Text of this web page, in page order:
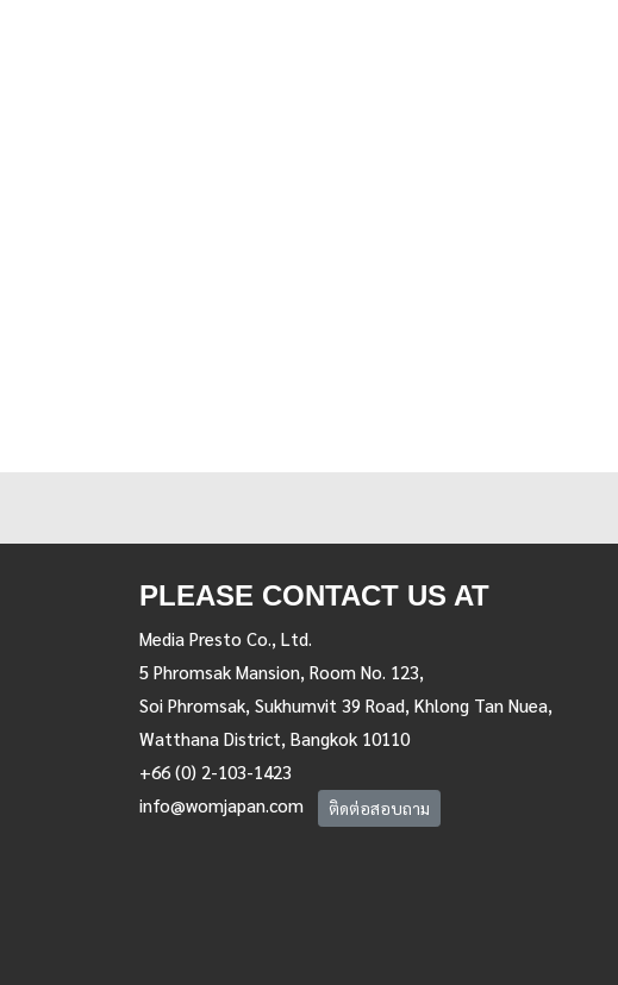
PLEASE CONTACT US AT
Media Presto Co., Ltd.
5 Phromsak Mansion, Room No. 123,
Soi Phromsak, Sukhumvit 39 Road, Khlong Tan Nuea,
Watthana District, Bangkok 10110
+66 (0) 2-103-1423
info@womjapan.com
ติดต่อสอบถาม